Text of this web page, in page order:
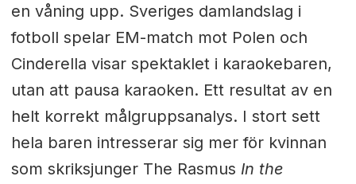
en våning upp. Sveriges damlandslag i
fotboll spelar EM-match mot Polen och
Cinderella visar spektaklet i karaokebaren,
utan att pausa karaoken. Ett resultat av en
helt korrekt målgruppsanalys. I stort sett
hela baren intresserar sig mer för kvinnan
som skriksjunger The Rasmus In the